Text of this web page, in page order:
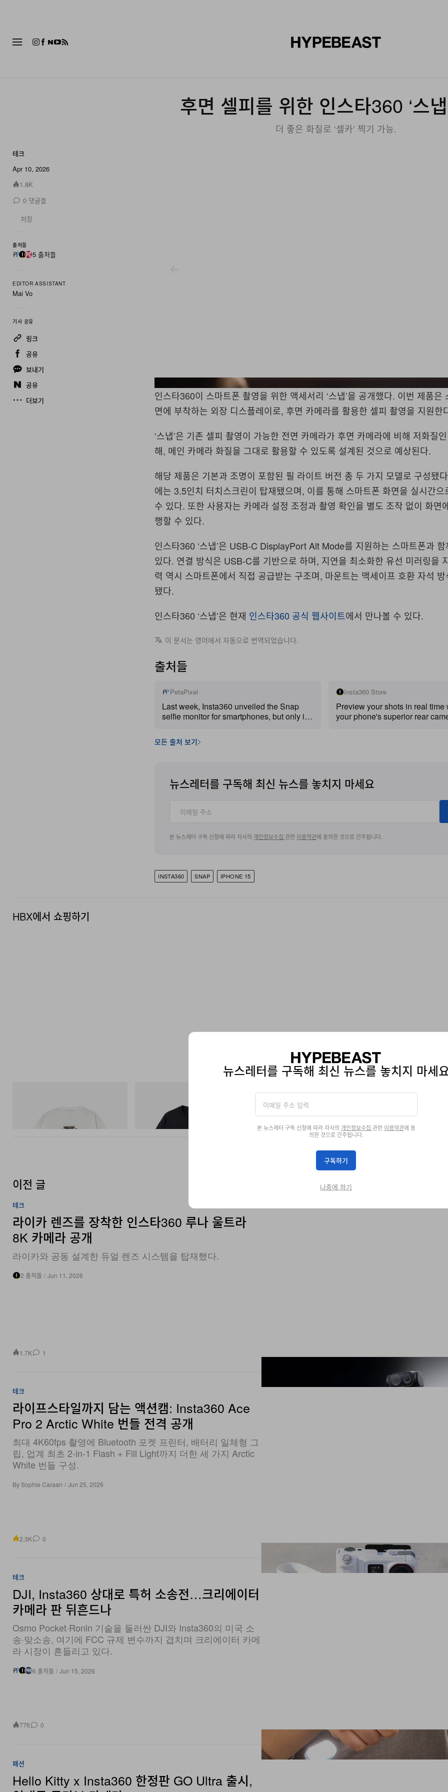
후면 셀피를 위한 인스타360 ‘스
더 좋은 화질로 ‘셀카’ 찍기 가능.
테크
Apr 10, 2026
1.8K
0 댓글들
저장
출처들
5 출처들
EDITOR ASSISTANT
Mai Vo
기사 공유
링크
공유
보내기
공유
더보기
인스타360이 스마트폰 촬영을 위한 액세서리 ‘스냅’을 공개했다. 이번 제품은
면에 부착하는 외장 디스플레이로, 후면 카메라를 활용한 셀피 촬영을 지원한
‘스냅’은 기존 셀피 촬영이 가능한 전면 카메라가 후면 카메라에 비해 저화질
해, 메인 카메라 화질을 그대로 활용할 수 있도록 설계된 것으로 예상된다.
해당 제품은 기본과 조명이 포함된 필 라이트 버전 총 두 가지 모델로 구성됐다
에는 3.5인치 터치스크린이 탑재됐으며, 이를 통해 스마트폰 화면을 실시간으
수 있다. 또한 사용자는 카메라 설정 조정과 촬영 확인을 별도 조작 없이 화면
행할 수 있다.
인스타360 ‘스냅’은 USB-C DisplayPort Alt Mode를 지원하는 스마트폰과
있다. 연결 방식은 USB-C를 기반으로 하며, 지연을 최소화한 유선 미러링을
력 역시 스마트폰에서 직접 공급받는 구조며, 마운트는 맥세이프 호환 자석
됐다.
인스타360 ‘스냅’은 현재 인스타360 공식 웹사이트에서 만나볼 수 있다.
이 문서는 영어에서 자동으로 번역되었습니다.
출처들
PetaPixel
Last week, Insta360 unveiled the Snap
selfie monitor for smartphones, but only in
latest mobile accessory across global
markets.
Insta360 Store
Preview your shots in real time
your phone's superior rear
모든 출처 보기
뉴스레터를 구독해 최신 뉴스를 놓치지 마세요
본 뉴스레터 구독 신청에 따라 자사의 개인정보수집관련 이용약관에 동의한 것으로 간주됩니다.
INSTA360 SNAP IPHONE 15
HBX에서 쇼핑하기
그라미치
Joker Tee
아디다스 오리지널스
쇼핑하기
이전 글
테크
라이카 렌즈를 장착한 인스타360 루나 울트라
8K 카메라 공개
라이카와 공동 설계한 듀얼 렌즈 시스템을 탑재했다.
2 출처들 / Jun 11, 2026
1.7K 1
테크
라이프스타일까지 담는 액션캠: Insta360 Ace
Pro 2 Arctic White 번들 전격 공개
최대 4K60fps 촬영에 Bluetooth 포켓 프린터, 배터리 일체형 그
립, 업계 최초 2-in-1 Flash + Fill Light까지 더한 세 가지 Arctic
White 번들 구성.
BySophie Caraan / Jun 25, 2026
2.3K 0
테크
DJI, Insta360 상대로 특허 소송전…크리에이터
카메라 판 뒤흔드나
Osmo Pocket·Ronin 기술을 둘러싼 DJI와 Insta360의 미국 소
송·맞소송, 여기에 FCC 규제 변수까지 겹치며 크리에이터 카메
라 시장이 흔들리고 있다.
6 출처들 / Jun 15, 2026
776 0
패션
Hello Kitty x Insta360 한정판 GO Ultra 출시,
뉴스레터를 구독해 최신 뉴스를 놓치지 마세
본 뉴스레터 구독 신청에 따라 자사의 개인정보수집 관련 이용약관에 동
의한 것으로 간주됩니다.
구독하기
나중에 하기